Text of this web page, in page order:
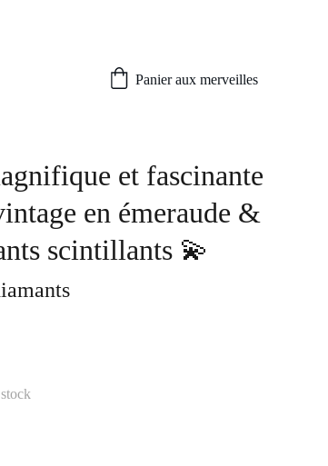
Panier aux merveilles
et fascinante
en émeraude &
scintillants 💫